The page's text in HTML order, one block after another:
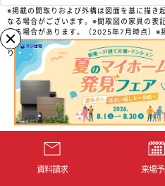
※掲載の間取りおよび外構は図面を基に描き
なる場合がございます。※間取図の家具の表
なる場合があります。（2025年7月時点）※
エアーズシティⅡ17号地モデルハウスにて撮
ります
施工
資料請求 来場